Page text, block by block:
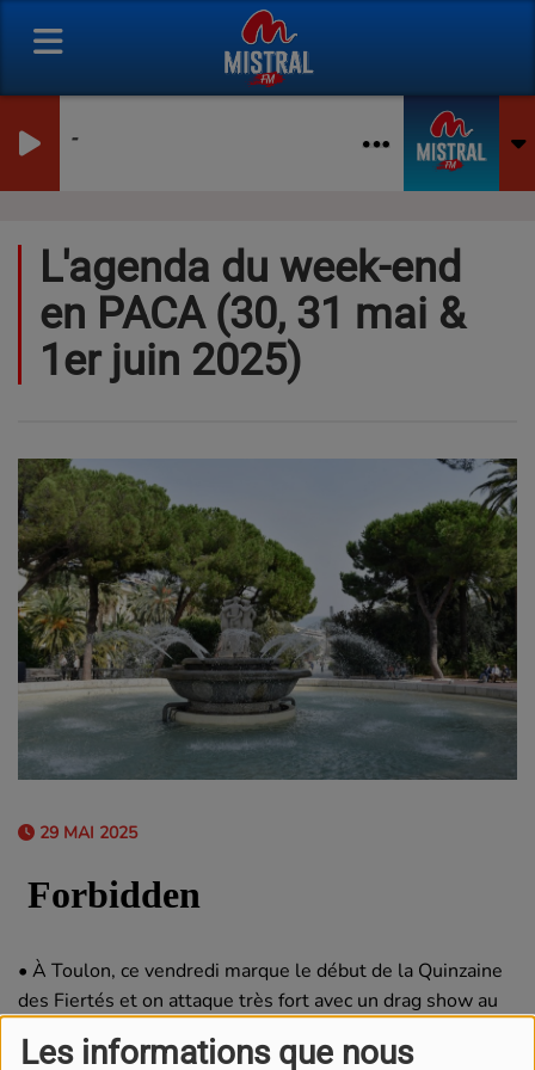
Les informations que nous
-
L'agenda du week-end
en PACA (30, 31 mai &
1er juin 2025)
29 MAI 2025
• À Toulon, ce vendredi marque le début de la Quinzaine
des Fiertés et on attaque très fort avec un drag show au
programme de ce vendredi soir sur la place de l’Equerre.
Et pendant 15 jours, des DJ sets, des ateliers, du stand-